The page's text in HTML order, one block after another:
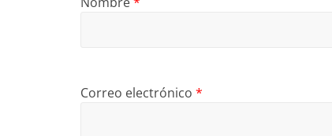
Correo electrónico *